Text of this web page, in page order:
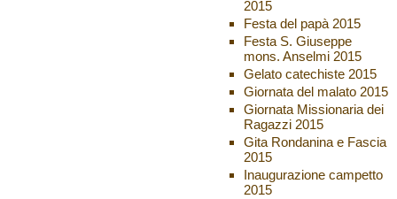
2015
Festa del papà 2015
Festa S. Giuseppe
mons. Anselmi 2015
Gelato catechiste 2015
Giornata del malato 2015
Giornata Missionaria dei
Ragazzi 2015
Gita Rondanina e Fascia
2015
Inaugurazione campetto
2015